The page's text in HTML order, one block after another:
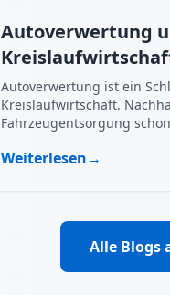
Autoverwertung
Nachhaltigkeit im
Autoverwertung ist ein
Kreislaufwirtschaft.
Fahrzeugentsorgung
Weiterlesen→
Alle Blogs